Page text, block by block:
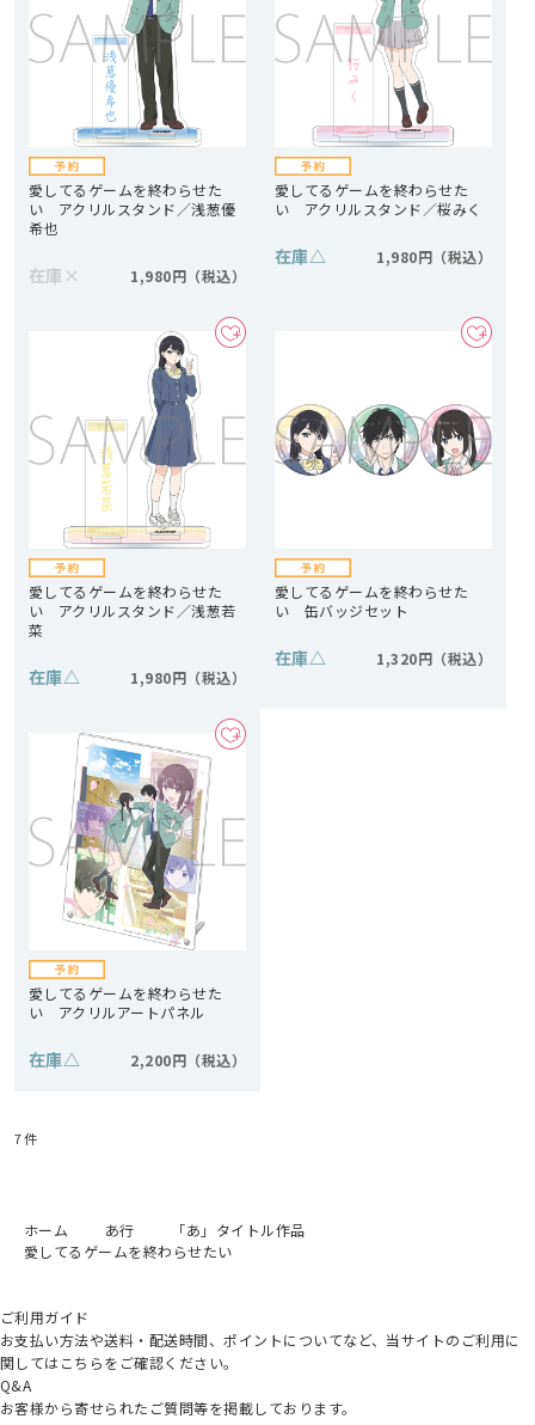
愛してるゲームを終わらせた
い アクリルスタンド／浅葱優
希也
在庫 × 1,980円
愛してるゲームを終わらせた
い アクリルスタンド／桜みく
在庫△ 1,980円
愛してるゲームを終わらせた
い アクリルスタンド／浅葱若
菜
在庫△ 1,980円
愛してるゲームを終わらせた
い 缶バッジセット
在庫△ 1,320円
愛してるゲームを終わらせた
い アクリルアートパネル
在庫△ 2,200円
7件
ホーム あ行
「あ」タイトル作品
愛してるゲームを終わらせたい
ご利用ガイド
お支払い方法や送料・配送時間、ポイントについてなど、当サイトのご利用に
関してはこちらをご確認ください。
Q&A
お客様から寄せられたご質問等を掲載しております。